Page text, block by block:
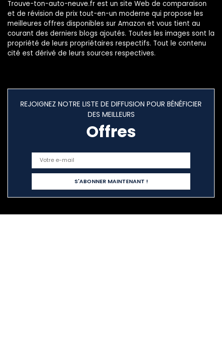
Trouve-ton-auto-neuve.fr est un site Web de comparaison
et de révision de prix tout-en-un moderne qui propose les
meilleures offres disponibles sur Amazon et vous tient au
courant des derniers blogs ajoutés. Toutes les images sont la
propriété de leurs propriétaires respectifs. Tout le contenu
cité est dérivé de leurs sources respectives.
REJOIGNEZ NOTRE LISTE DE DIFFUSION POUR BÉNÉFICIER
DES MEILLEURS
Offres